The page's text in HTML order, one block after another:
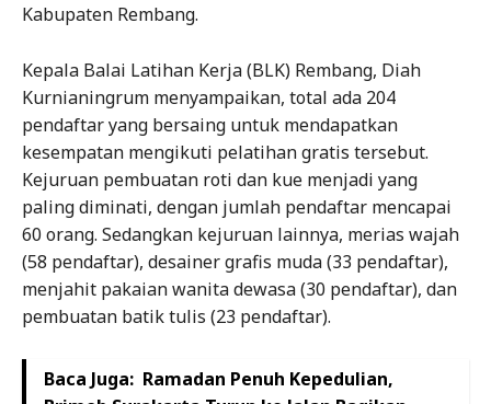
Kabupaten Rembang.
Kepala Balai Latihan Kerja (BLK) Rembang, Diah
Kurnianingrum menyampaikan, total ada 204
pendaftar yang bersaing untuk mendapatkan
kesempatan mengikuti pelatihan gratis tersebut.
Kejuruan pembuatan roti dan kue menjadi yang
paling diminati, dengan jumlah pendaftar mencapai
60 orang. Sedangkan kejuruan lainnya, merias wajah
(58 pendaftar), desainer grafis muda (33 pendaftar),
menjahit pakaian wanita dewasa (30 pendaftar), dan
pembuatan batik tulis (23 pendaftar).
Baca Juga: Ramadan Penuh Kepedulian,